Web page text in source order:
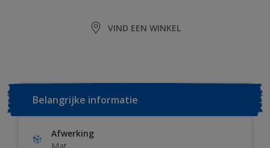
VIND EEN WINKEL
Belangrijke informatie
Afwerking